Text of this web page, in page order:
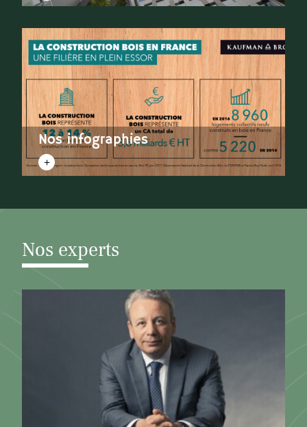
Nos infographies
Nos experts